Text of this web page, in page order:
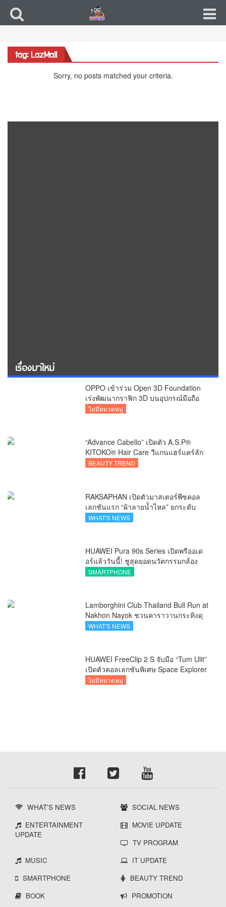
tag: LazMall
Sorry, no posts matched your criteria.
เรื่องมาใหม่
OPPO เข้าร่วม Open 3D Foundation
เร่งพัฒนากราฟิก 3D บนอุปกรณ์มือถือ
ไม่มีหมวดหมู่
“Advance Cabello” เปิดตัว A.S.P®
KITOKO® Hair Care วีแกนแฮร์แคร์ลัก
ชัวรีจากอังกฤษ ยกระดับการดูแลเส้นผม
BEAUTY TREND
RAKSAPHAN เปิดตัวมาสเตอร์พีซคอล
เลกชันแรก “ผ้าลายน้ำไหล” ยกระดับ
ภูมิปัญญาท้องถิ่นสู่งานศิลป์ระดับสากล
WHAT'S NEWS
HUAWEI Pura 90s Series เปิดพรีออเด
อร์แล้ววันนี้! ชูสุดยอดนวัตกรรมกล้อง
พร้อม AI อัจฉริยะและ 5G Advanced
SMARTPHONE
Lamborghini Club Thailand Bull Run at
Nakhon Nayok ชวนคาราวานกระทิงดุ
สัมผัสธรรมชาติเมืองรอง ณ นครนายก
WHAT'S NEWS
HUAWEI FreeClip 2 S จับมือ “Tum Ulit”
เปิดตัวคอลเลกชันพิเศษ Space Explorer
ถ่ายทอดศิลปะบนเคสหูฟัง
ไม่มีหมวดหมู่
WHAT'S NEWS
SOCIAL NEWS
ENTERTAINMENT
UPDATE
MOVIE UPDATE
TV PROGRAM
MUSIC
IT UPDATE
SMARTPHONE
BEAUTY TREND
BOOK
PROMOTION